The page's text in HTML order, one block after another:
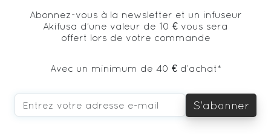
Abonnez-vous à la newsletter et un infuseur
Akifusa d’une valeur de 10 € vous sera
offert lors de votre commande
Avec un minimum de 40 € d’achat*
S'abonner